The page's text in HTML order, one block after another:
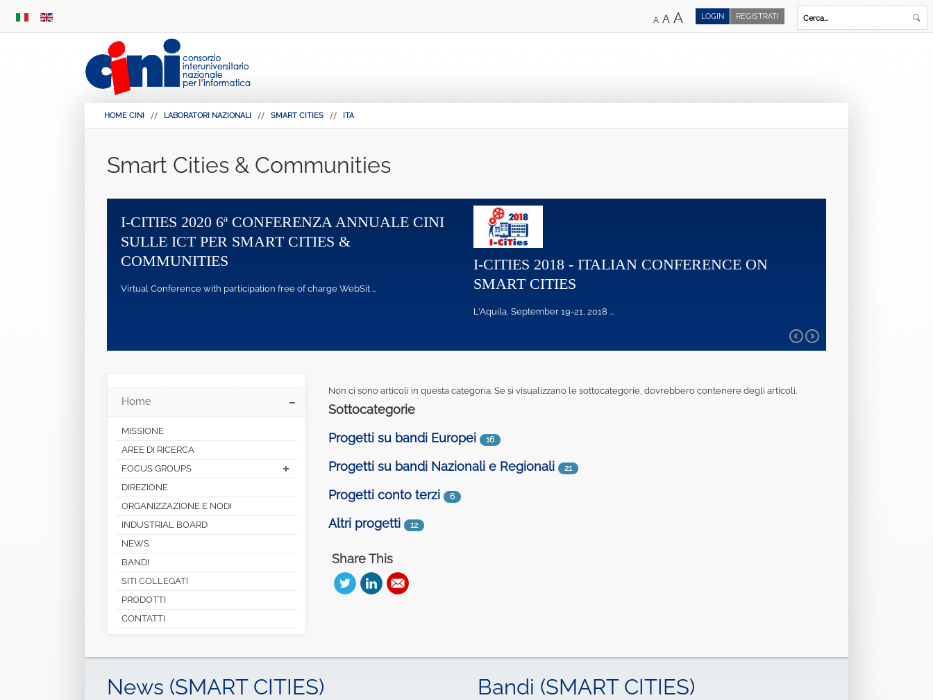
MENU
REGISTRATI
LOGIN
A A A
HOME CINI LABORATORI NAZIONALI SMART CITIES ITA
Smart Cities & Communities
2018 - ITALIAN CONFERENCE ON
Indice di Qualità dell'Aria in Italia ...
ITALIAN SMART CITIES
Non ci sono articoli in questa categoria. Se si visualizzano le sottocategorie, dovrebbero contenere degli articoli.
Sottocategorie
Progetti su bandi Europei
16
Progetti su bandi Nazionali e Regionali 21
Progetti conto terzi 6
Altri progetti 12
Share This
Home
MISSIONE
AREE DI RICERCA
FOCUS GROUPS
DIREZIONE
ORGANIZZAZIONE E NODI
INDUSTRIAL BOARD
NEWS
BANDI
SITI COLLEGATI
PRODOTTI
CONTATTI
News (SMART CITIES) Bandi (SMART CITIES)